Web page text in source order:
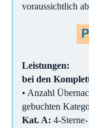
voraussichtlich
Leistungen:
bei den
• Anzahl
gebuchten
Kat. A: 4-